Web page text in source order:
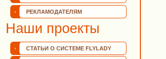
РЕКЛАМОДАТЕЛЯМ
Наши проекты
СТАТЬИ О СИСТЕМЕ FLYLADY